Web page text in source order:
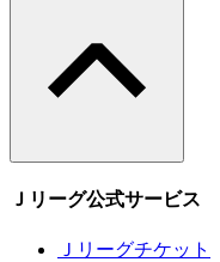
Ｊリーグ公式サービス
Ｊリーグチケット